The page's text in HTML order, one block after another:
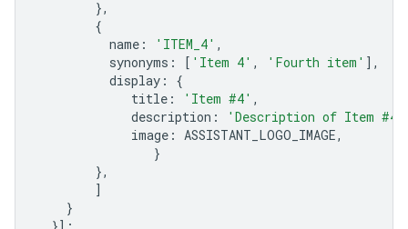
},
{
name : 'ITEM_4' ,
synonyms : [ 'Item 4' , 'Fourth item' ],
display :
{
title : 'Item #4' ,
description : 'Description of Item #4'
image : ASSISTANT_LOGO_IMAGE,
}
},
]
}